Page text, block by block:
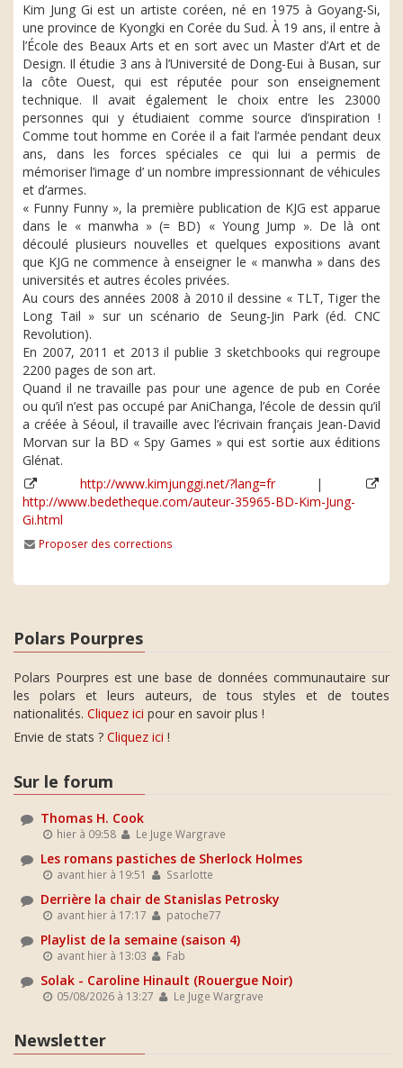
Kim Jung Gi est un artiste coréen, né en 1975 à Goyang-Si,
une province de Kyongki en Corée du Sud. À 19 ans, il entre à
l’École des Beaux Arts et en sort avec un Master d’Art et de
Design. Il étudie 3 ans à l’Université de Dong-Eui à Busan, sur
la côte Ouest, qui est réputée pour son enseignement
technique. Il avait également le choix entre les 23000
personnes qui y étudiaient comme source d’inspiration !
Comme tout homme en Corée il a fait l’armée pendant deux
ans, dans les forces spéciales ce qui lui a permis de
mémoriser l’image d’ un nombre impressionnant de véhicules
et d’armes.
« Funny Funny », la première publication de KJG est apparue
dans le « manwha » (= BD) « Young Jump ». De là ont
découlé plusieurs nouvelles et quelques expositions avant
que KJG ne commence à enseigner le « manwha » dans des
universités et autres écoles privées.
Au cours des années 2008 à 2010 il dessine « TLT, Tiger the
Long Tail » sur un scénario de Seung-Jin Park (éd. CNC
Revolution).
En 2007, 2011 et 2013 il publie 3 sketchbooks qui regroupe
2200 pages de son art.
Quand il ne travaille pas pour une agence de pub en Corée
ou qu’il n’est pas occupé par AniChanga, l’école de dessin qu’il
a créée à Séoul, il travaille avec l’écrivain français Jean-David
Morvan sur la BD « Spy Games » qui est sortie aux éditions
Glénat.
http://www.kimjunggi.net/?lang=fr|
http://www.bedetheque.com/auteur-35965-BD-Kim-Jung-
Gi.html
Proposer des corrections
Polars Pourpres
Polars Pourpres est une base de données communautaire sur
les polars et leurs auteurs, de tous styles et de toutes
nationalités. Cliquez ici pour en savoir plus !
Envie de stats ? Cliquez ici !
Sur le forum
Thomas H. Cook
hier à 09:58 Le Juge Wargrave
Les romans pastiches de Sherlock Holmes
avant hier à 19:51 Ssarlotte
Derrière la chair de Stanislas Petrosky
avant hier à 17:17 patoche77
Playlist de la semaine (saison 4)
avant hier à 13:03 Fab
Solak - Caroline Hinault (Rouergue Noir)
05/08/2026 à 13:27 Le Juge Wargrave
Newsletter